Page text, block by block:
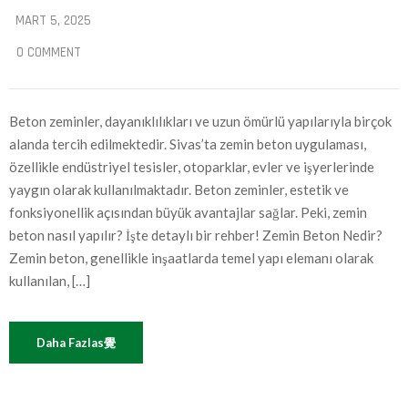
MART 5, 2025
0 COMMENT
Beton zeminler, dayanıklılıkları ve uzun ömürlü yapılarıyla birçok
alanda tercih edilmektedir. Sivas’ta zemin beton uygulaması,
özellikle endüstriyel tesisler, otoparklar, evler ve işyerlerinde
yaygın olarak kullanılmaktadır. Beton zeminler, estetik ve
fonksiyonellik açısından büyük avantajlar sağlar. Peki, zemin
beton nasıl yapılır? İşte detaylı bir rehber! Zemin Beton Nedir?
Zemin beton, genellikle inşaatlarda temel yapı elemanı olarak
kullanılan, […]
Daha Fazlas覺